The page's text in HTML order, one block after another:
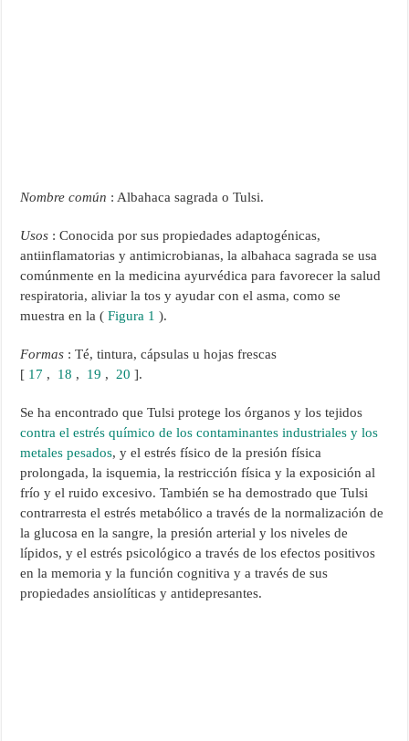
Nombre común : Albahaca sagrada o Tulsi.
Usos : Conocida por sus propiedades adaptogénicas,
antiinflamatorias y antimicrobianas, la albahaca sagrada se usa
comúnmente en la medicina ayurvédica para favorecer la salud
respiratoria, aliviar la tos y ayudar con el asma, como se
muestra en la (Figura 1 ).
Formas : Té, tintura, cápsulas u hojas frescas
[ 17 , 18 , 19 ,20 ].
Se ha encontrado que Tulsi protege los órganos y los tejidos
contra el estrés químico de los contaminantes industriales y los
metales pesados, y el estrés físico de la presión física
prolongada, la isquemia, la restricción física y la exposición al
frío y el ruido excesivo. También se ha demostrado que Tulsi
contrarresta el estrés metabólico a través de la normalización de
la glucosa en la sangre, la presión arterial y los niveles de
lípidos, y el estrés psicológico a través de los efectos positivos
en la memoria y la función cognitiva y a través de sus
propiedades ansiolíticas y antidepresantes.